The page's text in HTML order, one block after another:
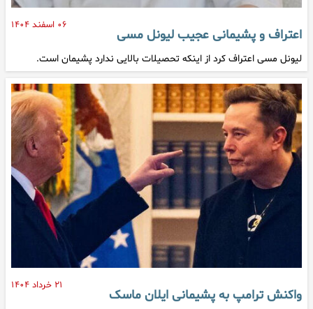
۰۶ اسفند ۱۴۰۴
اعتراف و پشیمانی عجیب لیونل مسی
لیونل مسی اعتراف کرد از اینکه تحصیلات بالایی ندارد پشیمان است.
۲۱ خرداد ۱۴۰۴
واکنش ترامپ به پشیمانی ایلان ماسک